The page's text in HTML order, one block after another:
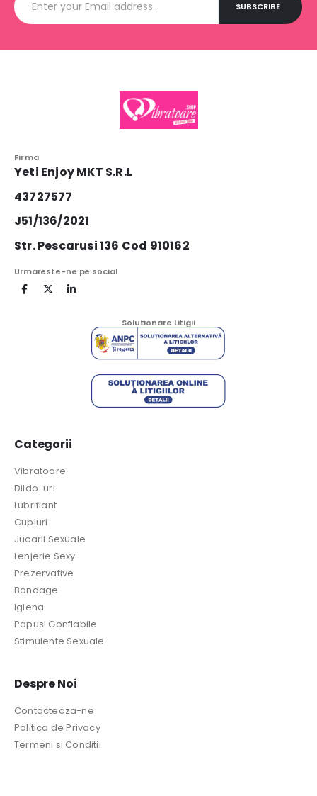
Firma
Yeti Enjoy MKT S.R.L
43727577
J51/136/2021
Str. Pescarusi 136 Cod 910162
Urmareste-ne pe social
Solutionare Litigii
Categorii
Vibratoare
Dildo-uri
Lubrifiant
Cupluri
Jucarii Sexuale
Lenjerie Sexy
Prezervative
Bondage
Igiena
Papusi Gonflabile
Stimulente Sexuale
Despre Noi
Contacteaza-ne
Politica de Privacy
Termeni si Conditii